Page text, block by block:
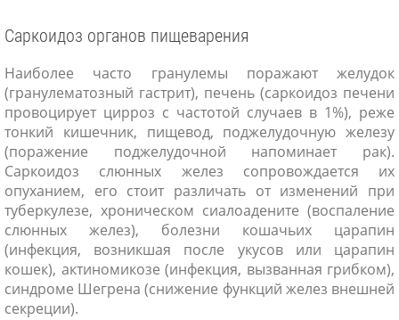
Саркоидоз органов пищеварения
Наиболее часто гранулемы поражают желудок
(гранулематозный гастрит), печень (саркоидоз печени
провоцирует цирроз с частотой случаев в 1%), реже
тонкий кишечник, пищевод, поджелудочную железу
(поражение поджелудочной напоминает рак).
Саркоидоз слюнных желез сопровождается их
опуханием, его стоит различать от изменений при
туберкулезе, хроническом сиалоадените (воспаление
слюнных желез), болезни кошачьих царапин
(инфекция, возникшая после укусов или царапин
кошек), актиномикозе (инфекция, вызванная грибком),
синдроме Шегрена (снижение функций желез внешней
секреции).